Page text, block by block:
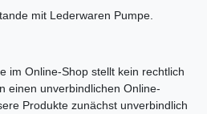
mit Lederwaren Pumpe.
im Online-Shop stellt kein rechtlich
einen unverbindlichen Online-
Produkte zunächst unverbindlich